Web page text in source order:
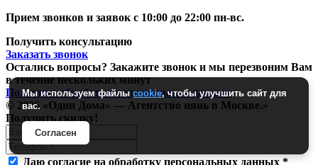
Прием звонков и заявок с 10:00 до 22:00 пн-вс.
Получить консультацию
Заказать звонок
Остались вопросы? Закажите звонок и мы перезвоним Вам
в течение нескольких минут
Политика обработки персональных данных
© 2026 «Один Дома» — Агентство нянь в Москве.»
Получить скидку!
Даю согласие на обработку персональных данных *
Мы используем файлыcookie, чтобы улучшить сайт для
вас.
Согласен